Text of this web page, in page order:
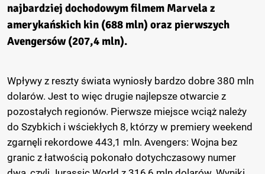
najbardziej dochodowym filmem Marvela z
amerykańskich kin (688 mln) oraz pierwszych
Avengersów (207,4 mln).
Wpływy z reszty świata wyniosły bardzo dobre 380 mln
dolarów. Jest to więc drugie najlepsze otwarcie z
pozostałych regionów. Pierwsze miejsce wciąż należy
do Szybkich i wściekłych 8, którzy w premiery weekend
zgarnęli rekordowe 443,1 mln. Avengers: Wojna bez
granic z łatwością pokonało dotychczasowy numer